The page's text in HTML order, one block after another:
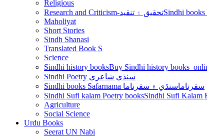
Religious
Research and Criticism-تحقيق ۽ تنقيد
Maholiyat
Short Stories
Sindh Shanasi
Translated Book S
Science
Sindhi history books
Sindhi Poetry سنڌي شاعري
Sindhi books Safarnama سفرناماسنڌي ۾ سفرناما
Sindhi Sufi kalam Poetry books
Agriculture
Social Science
Urdu Books
Seerat UN Nabi